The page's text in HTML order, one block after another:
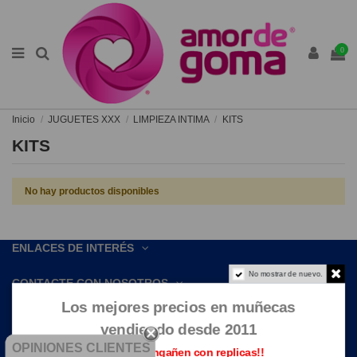
0
Inicio JUGUETES XXX LIMPIEZA INTIMA KITS
KITS
No hay productos disponibles
ENLACES DE INTERÉS
CONTACTE CON NOSOTROS
OPINIONES CLIENTES
No mostrar de nuevo.
Los mejores precios en muñecas
vendiendo desde 2011
Que no te engañen con replicas!!